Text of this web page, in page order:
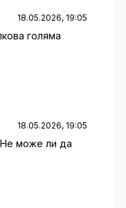
18.05.2026, 19:05
голяма
18.05.2026, 19:05
Не може ли да